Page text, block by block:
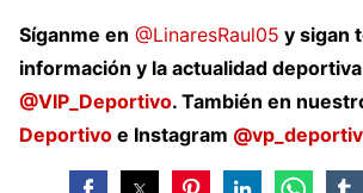
Síganme en @LinaresRaul05 y sigan
información y la actualidad
@VIP_Deportivo. También en
Deportivo e Instagram